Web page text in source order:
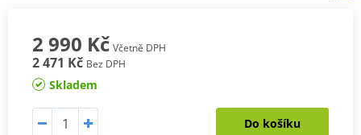
2 990 Kč Včetně DPH
2 471 Kč Bez DPH
Skladem
Do košíku